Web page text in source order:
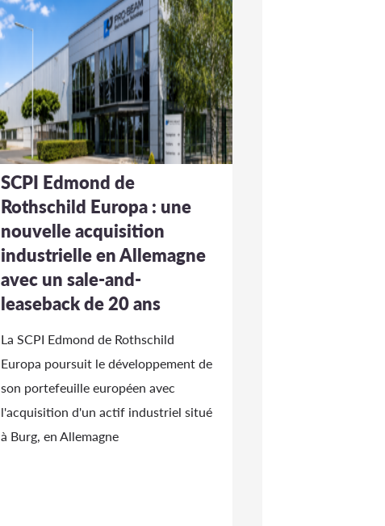
SCPI Edmond de
Rothschild Europa : une
nouvelle acquisition
industrielle en Allemagne
avec un sale-and-
leaseback de 20 ans
La SCPI Edmond de Rothschild
Europa poursuit le développement de
son portefeuille européen avec
l'acquisition d'un actif industriel situé
à Burg, en Allemagne